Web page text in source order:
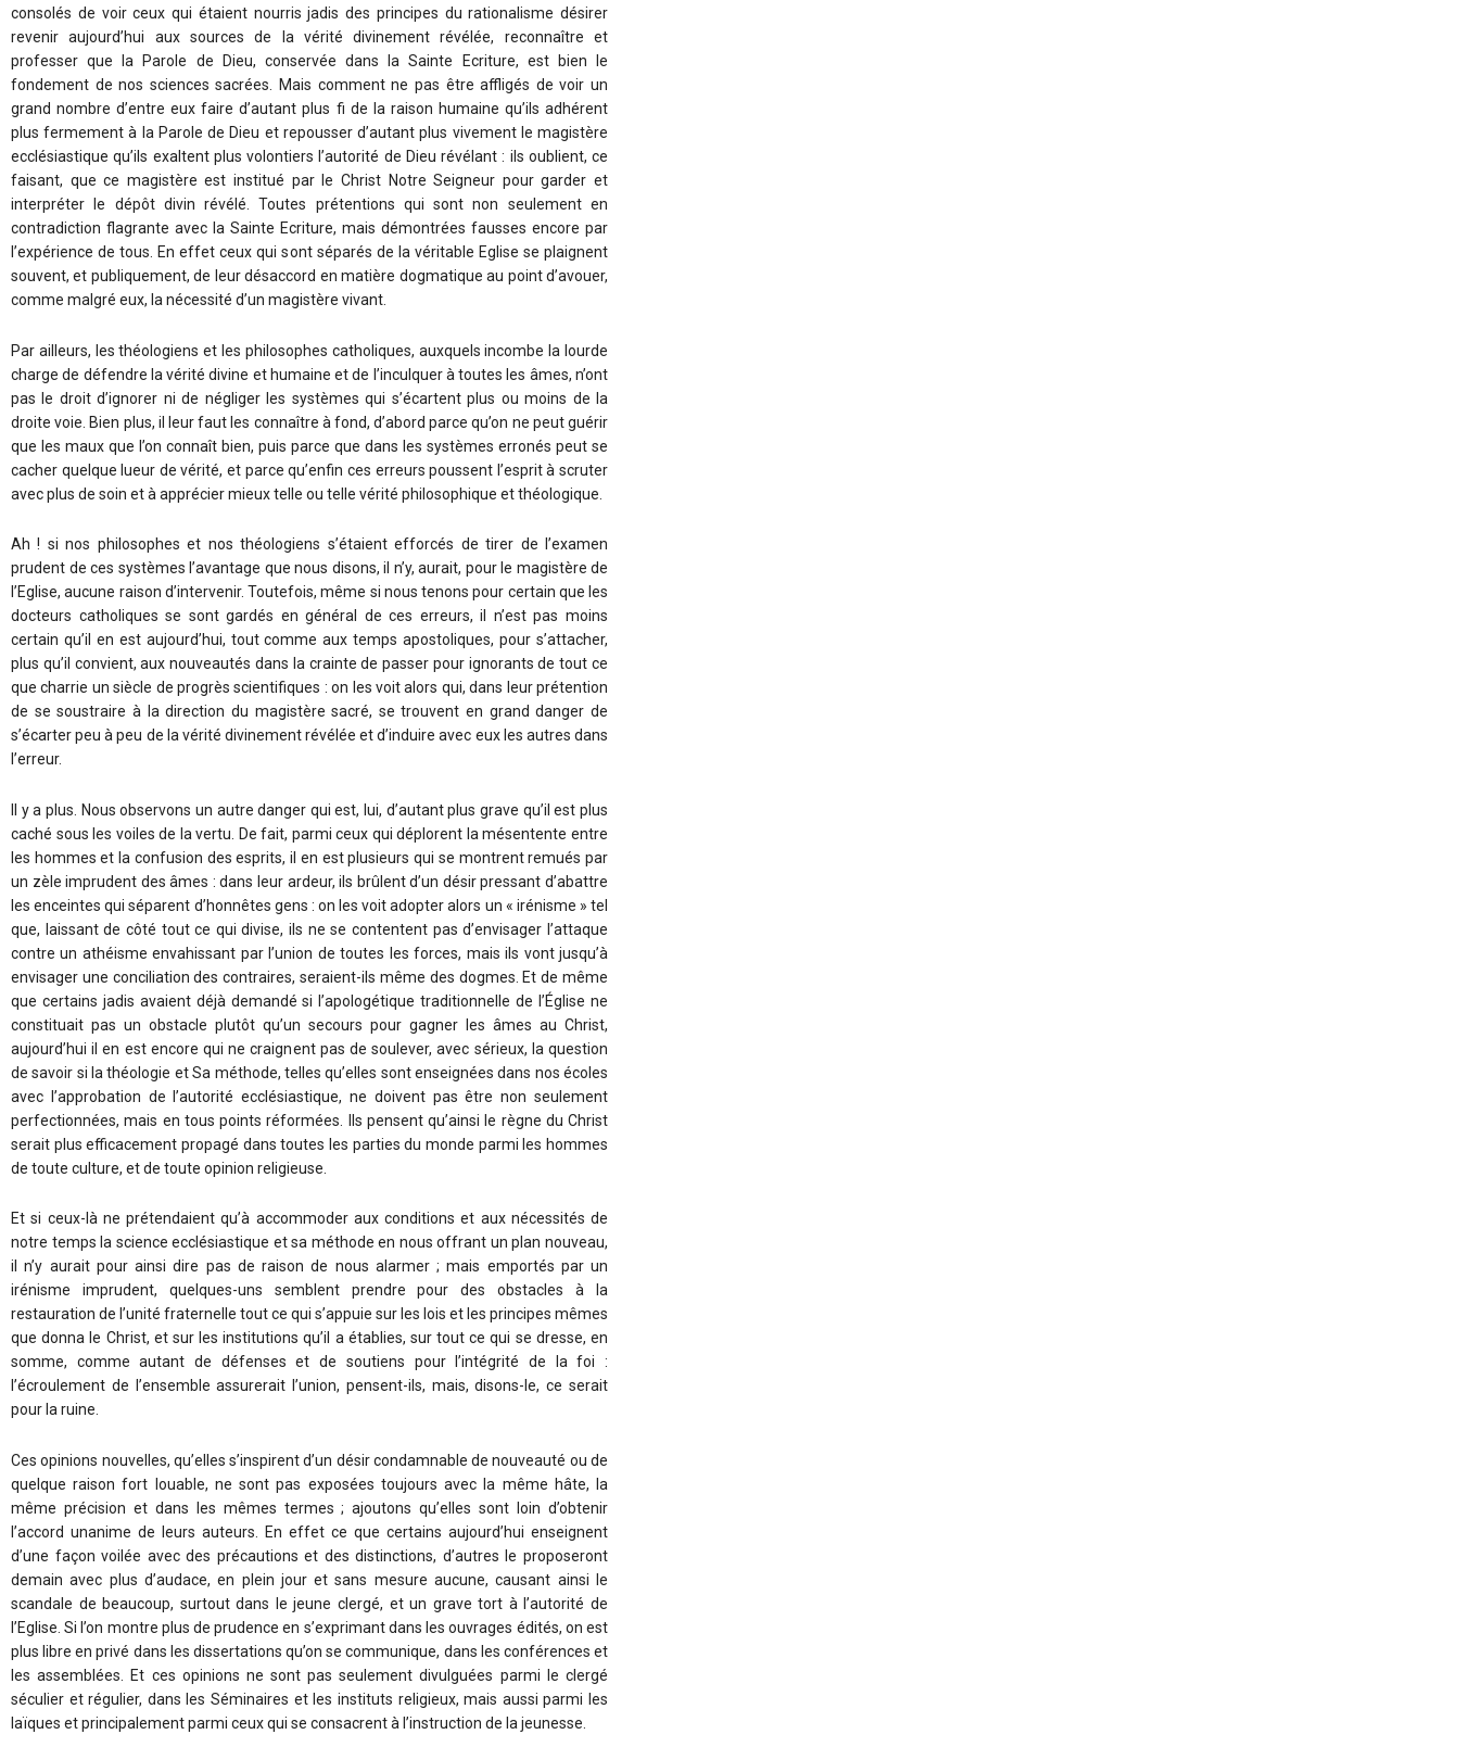
consolés de voir ceux qui étaient nourris jadis des principes du rationalisme désirer
revenir aujourd’hui aux sources de la vérité divinement révélée, reconnaître et
professer que la Parole de Dieu, conservée dans la Sainte Ecriture, est bien le
fondement de nos sciences sacrées. Mais comment ne pas être affligés de voir un
grand nombre d’entre eux faire d’autant plus fi de la raison humaine qu’ils adhérent
plus fermement à la Parole de Dieu et repousser d’autant plus vivement le magistère
ecclésiastique qu’ils exaltent plus volontiers l’autorité de Dieu révélant : ils oublient, ce
faisant, que ce magistère est institué par le Christ Notre Seigneur pour garder et
interpréter le dépôt divin révélé. Toutes prétentions qui sont non seulement en
contradiction flagrante avec la Sainte Ecriture, mais démontrées fausses encore par
l’expérience de tous. En effet ceux qui sont séparés de la véritable Eglise se plaignent
souvent, et publiquement, de leur désaccord en matière dogmatique au point d’avouer,
comme malgré eux, la nécessité d’un magistère vivant.
Par ailleurs, les théologiens et les philosophes catholiques, auxquels incombe la lourde
charge de défendre la vérité divine et humaine et de l’inculquer à toutes les âmes, n’ont
pas le droit d’ignorer ni de négliger les systèmes qui s’écartent plus ou moins de la
droite voie. Bien plus, il leur faut les connaître à fond, d’abord parce qu’on ne peut guérir
que les maux que l’on connaît bien, puis parce que dans les systèmes erronés peut se
cacher quelque lueur de vérité, et parce qu’enfin ces erreurs poussent l’esprit à scruter
avec plus de soin et à apprécier mieux telle ou telle vérité philosophique et théologique.
Ah ! si nos philosophes et nos théologiens s’étaient efforcés de tirer de l’examen
prudent de ces systèmes l’avantage que nous disons, il n’y, aurait, pour le magistère de
l’Eglise, aucune raison d’intervenir. Toutefois, même si nous tenons pour certain que les
docteurs catholiques se sont gardés en général de ces erreurs, il n’est pas moins
certain qu’il en est aujourd’hui, tout comme aux temps apostoliques, pour s’attacher,
plus qu’il convient, aux nouveautés dans la crainte de passer pour ignorants de tout ce
que charrie un siècle de progrès scientifiques : on les voit alors qui, dans leur prétention
de se soustraire à la direction du magistère sacré, se trouvent en grand danger de
s’écarter peu à peu de la vérité divinement révélée et d’induire avec eux les autres dans
l’erreur.
Il y a plus. Nous observons un autre danger qui est, lui, d’autant plus grave qu’il est plus
caché sous les voiles de la vertu. De fait, parmi ceux qui déplorent la mésentente entre
les hommes et la confusion des esprits, il en est plusieurs qui se montrent remués par
un zèle imprudent des âmes : dans leur ardeur, ils brûlent d’un désir pressant d’abattre
les enceintes qui séparent d’honnêtes gens : on les voit adopter alors un « irénisme » tel
que, laissant de côté tout ce qui divise, ils ne se contentent pas d’envisager l’attaque
contre un athéisme envahissant par l’union de toutes les forces, mais ils vont jusqu’à
envisager une conciliation des contraires, seraient-ils même des dogmes. Et de même
que certains jadis avaient déjà demandé si l’apologétique traditionnelle de l’Église ne
constituait pas un obstacle plutôt qu’un secours pour gagner les âmes au Christ,
aujourd’hui il en est encore qui ne craignent pas de soulever, avec sérieux, la question
de savoir si la théologie et Sa méthode, telles qu’elles sont enseignées dans nos écoles
avec l’approbation de l’autorité ecclésiastique, ne doivent pas être non seulement
perfectionnées, mais en tous points réformées. Ils pensent qu’ainsi le règne du Christ
serait plus efficacement propagé dans toutes les parties du monde parmi les hommes
de toute culture, et de toute opinion religieuse.
Et si ceux-là ne prétendaient qu’à accommoder aux conditions et aux nécessités de
notre temps la science ecclésiastique et sa méthode en nous offrant un plan nouveau,
il n’y aurait pour ainsi dire pas de raison de nous alarmer ; mais emportés par un
irénisme imprudent, quelques-uns semblent prendre pour des obstacles à la
restauration de l’unité fraternelle tout ce qui s’appuie sur les lois et les principes mêmes
que donna le Christ, et sur les institutions qu’il a établies, sur tout ce qui se dresse, en
somme, comme autant de défenses et de soutiens pour l’intégrité de la foi :
l’écroulement de l’ensemble assurerait l’union, pensent-ils, mais, disons-le, ce serait
pour la ruine.
Ces opinions nouvelles, qu’elles s’inspirent d’un désir condamnable de nouveauté ou de
quelque raison fort louable, ne sont pas exposées toujours avec la même hâte, la
même précision et dans les mêmes termes ; ajoutons qu’elles sont loin d’obtenir
l’accord unanime de leurs auteurs. En effet ce que certains aujourd’hui enseignent
d’une façon voilée avec des précautions et des distinctions, d’autres le proposeront
demain avec plus d’audace, en plein jour et sans mesure aucune, causant ainsi le
scandale de beaucoup, surtout dans le jeune clergé, et un grave tort à l’autorité de
l’Eglise. Si l’on montre plus de prudence en s’exprimant dans les ouvrages édités, on est
plus libre en privé dans les dissertations qu’on se communique, dans les conférences et
les assemblées. Et ces opinions ne sont pas seulement divulguées parmi le clergé
séculier et régulier, dans les Séminaires et les instituts religieux, mais aussi parmi les
laïques et principalement parmi ceux qui se consacrent à l’instruction de la jeunesse.